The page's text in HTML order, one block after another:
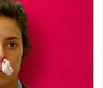
مساعدة
نفسها